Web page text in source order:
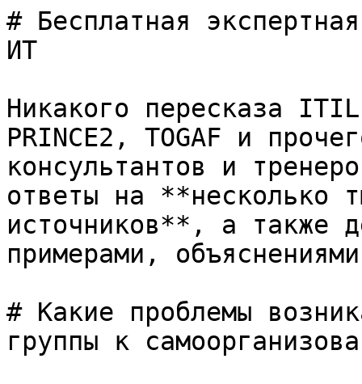
# Бесплатная
ИТ
Никакого пересказа
PRINCE2, TOGAF и
консультантов и
ответы на **несколько
источников**, а также
примерами,
# Какие проблемы
группы к